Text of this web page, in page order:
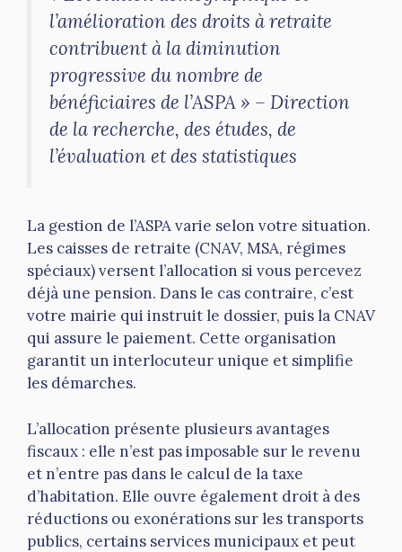
l’amélioration des droits à retraite
contribuent à la diminution
progressive du nombre de
bénéficiaires de l’ASPA » – Direction
de la recherche, des études, de
l’évaluation et des statistiques
La gestion de l’ASPA varie selon votre situation.
Les caisses de retraite (CNAV, MSA, régimes
spéciaux) versent l’allocation si vous percevez
déjà une pension. Dans le cas contraire, c’est
votre mairie qui instruit le dossier, puis la CNAV
qui assure le paiement. Cette organisation
garantit un interlocuteur unique et simplifie
les démarches.
L’allocation présente plusieurs avantages
fiscaux : elle n’est pas imposable sur le revenu
et n’entre pas dans le calcul de la taxe
d’habitation. Elle ouvre également droit à des
réductions ou exonérations sur les transports
publics, certains services municipaux et peut